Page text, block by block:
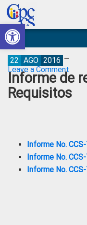
Abrir barra de
Skip
to
primary
navigation
Skip
to
main
content
Skip
to
primary
sidebar
Skip
to
footer
Consejo
de
Participación
Ciudadana
Construyendo
Poder
Ciudadano
Informe de
Requisitos
22 AGO 2016
Leave a Comment
Informe No.
Informe No.
Informe No.